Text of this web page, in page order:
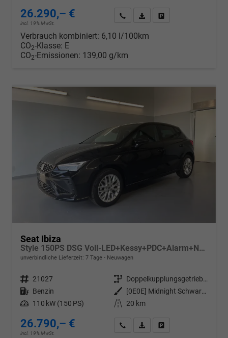
26.290,– €
incl. 19% MwSt.
Wir rufen Sie anPDF-Datei, Fahrzeugexposé
Verbrauch kombiniert: 6,10 l/100km
CO2-Klasse: E
CO2-Emissionen: 139,00 g/km
Seat Ibiza
Style 150PS DSG Voll-LED+Kessy+PDC+Alarm+Navi+Pano+Sound+Kamera+GV5
unverbindliche Lieferzeit: 7 Tage Neuwagen
Fahrzeugnr. 21027 Getriebe
Doppelkupplungsgetriebe (DSG)
Kraftstoff Benzin Außenfarbe
[0E0E] Midnight Schwarz Metallic
Leistung 110 kW (150 PS) Kilometerstand 20 km
26.790,– €
incl. 19% MwSt.
Wir rufen Sie anPDF-Datei, Fahrzeugexposé